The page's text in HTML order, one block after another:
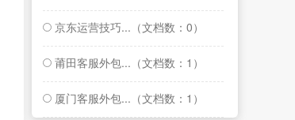
京东运营技巧...（文档数：0）
莆田客服外包...（文档数：1）
厦门客服外包...（文档数：1）